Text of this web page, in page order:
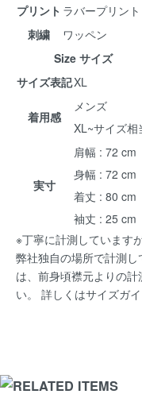
プリント ラバープリント
刺繍
ワッペン
Size サイズ
サイズ表記XL
着用感
メンズ
XL~サイズ相
実寸
肩幅 : 72 cm
身幅 : 72 cm
着丈 : 80 cm
袖丈 : 25 cm
※丁寧に計測しています
弊社独自の場所で計測
は、前身頃襟元よりの
い。 詳しくはサイズガ